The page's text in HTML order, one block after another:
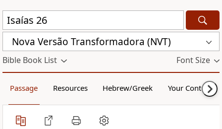
Nova Versão Transformadora (NVT)
Bible Book List Font Size
Passage Resources Hebrew/Greek Your Content